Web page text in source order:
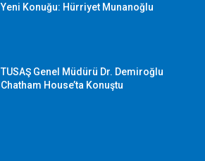
Yeni Konuğu: Hürriyet Munanoğlu
TUSAŞ Genel Müdürü Dr. Demiroğlu
Chatham House’ta Konuştu